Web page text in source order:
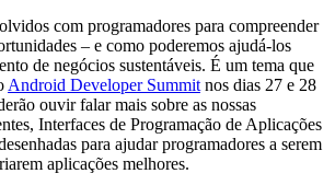
com programadores para compreender
– e como poderemos ajudá-los
de negócios sustentáveis. É um tema que
Android Developer Summitnos dias 27 e 28
ouvir falar mais sobre as nossas
Interfaces de Programação de Aplicações
para ajudar programadores a serem
aplicações melhores.